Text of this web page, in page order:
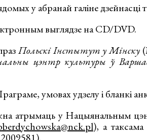
у абранай галіне дзейнасці
выглядзе на CD/DVD.
Польскі Інстытут у Мінску
цэнтр культуры ў
умовах удзелу і бланкі
атрымаць у Нацыянальным
), а